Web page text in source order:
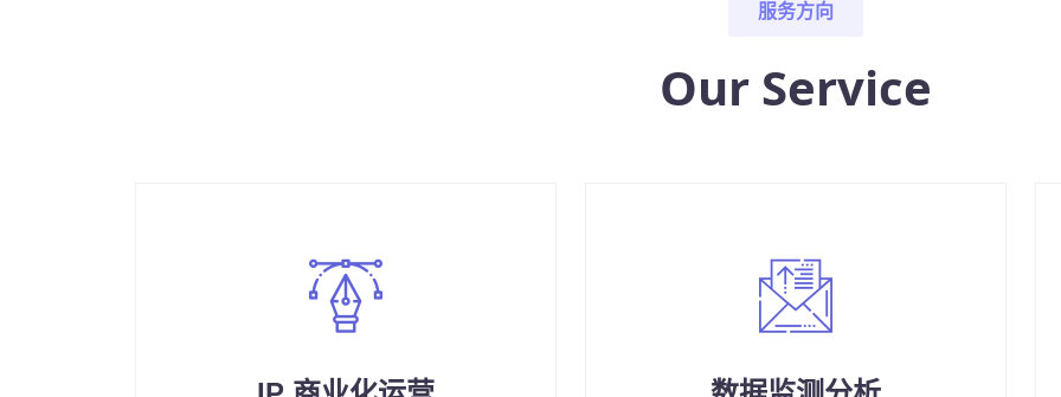
服务方向
Our Service